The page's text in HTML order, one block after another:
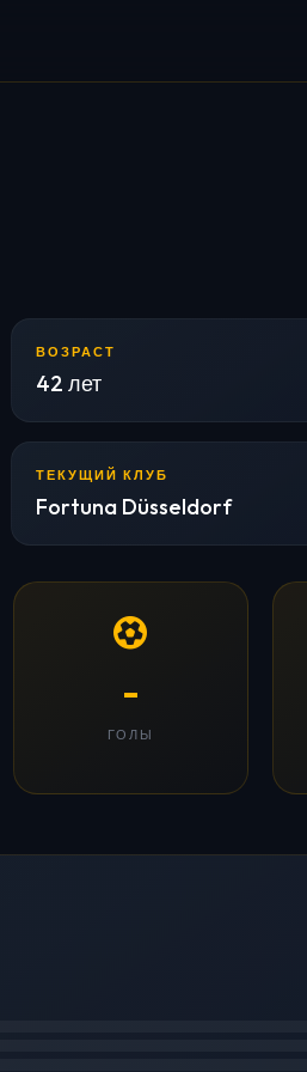
ВОЗРАСТ
42 лет
ТЕКУЩИЙ КЛУБ
Fortuna Düsseldorf
-
ГОЛЫ